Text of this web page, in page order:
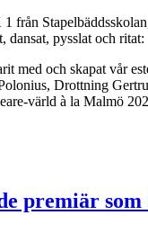
från
dansat, pysslat och ritat:
med och skapat vår
Drottning
värld à la Malmö
premiär som